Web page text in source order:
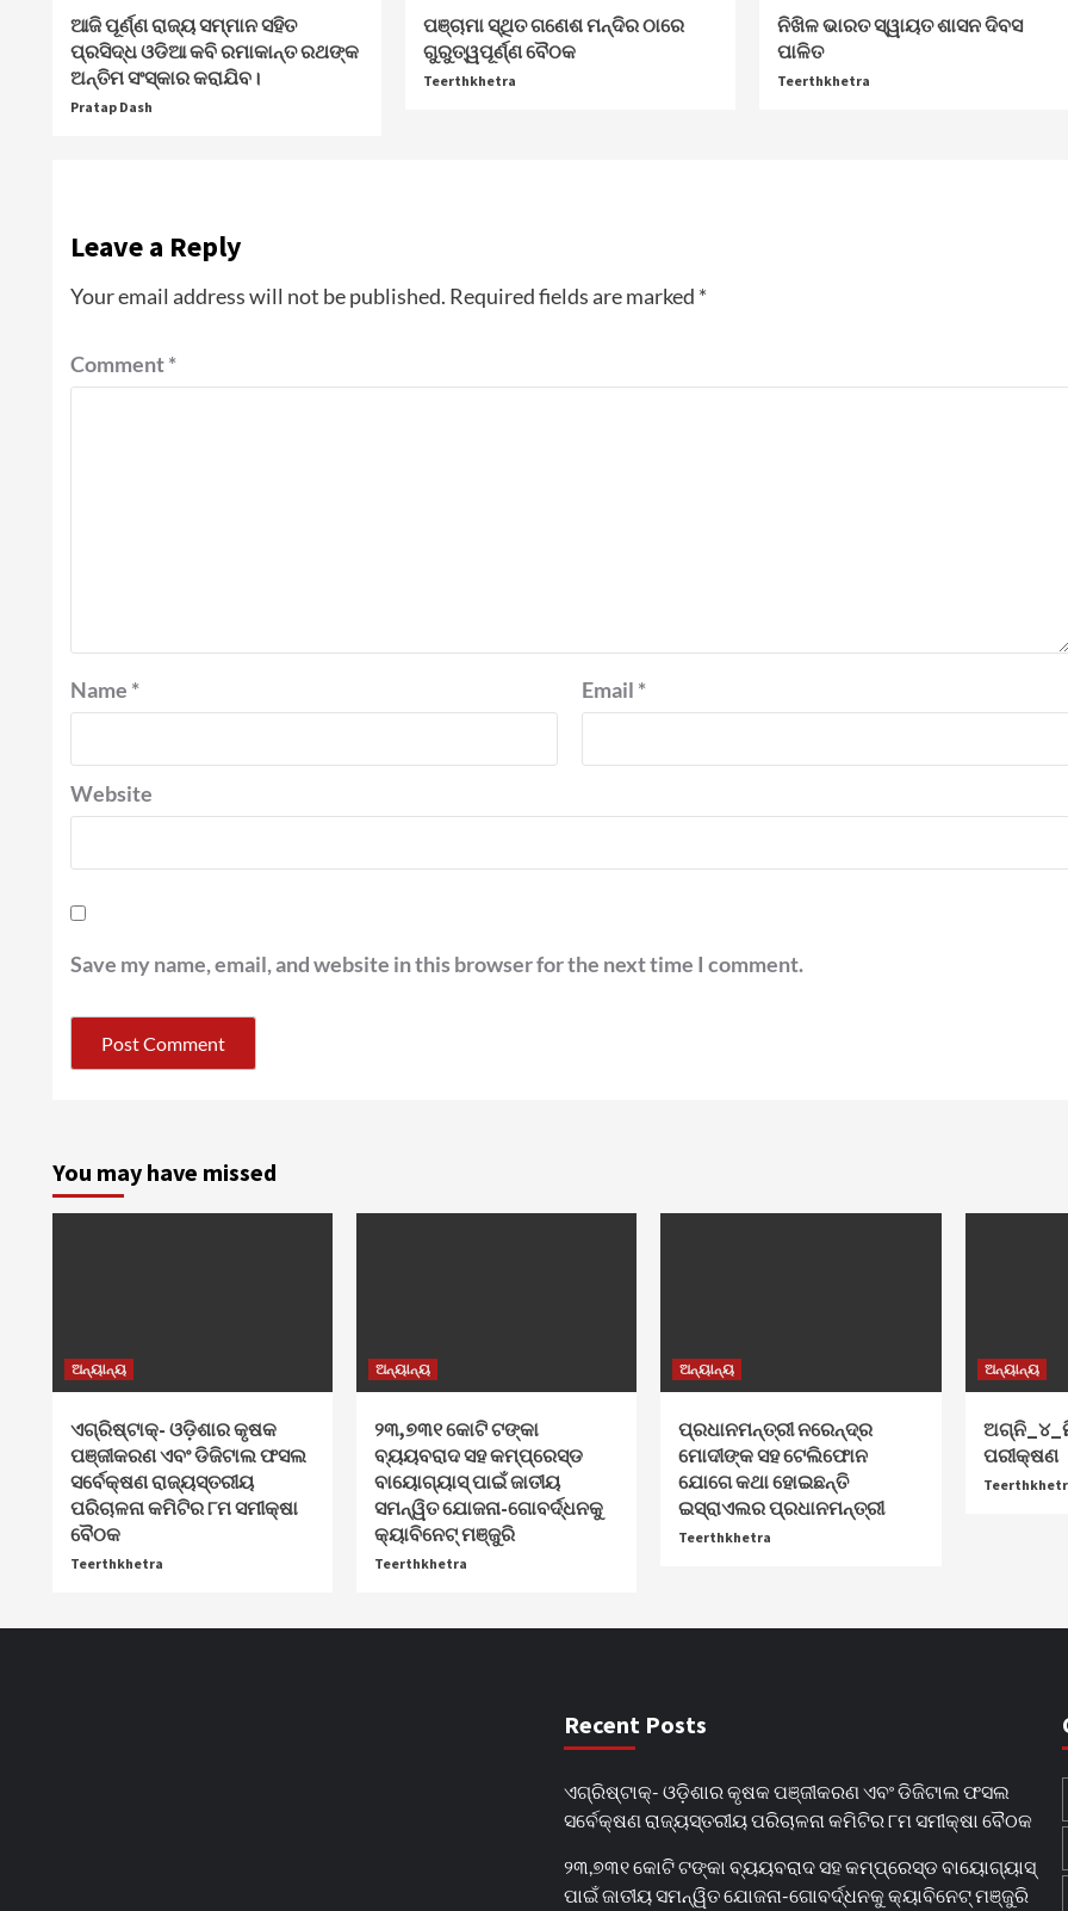
ଆଜି ପୂର୍ଣ୍ଣ ରାଜ୍ୟ ସମ୍ମାନ ସହିତ
ପ୍ରସିଦ୍ଧ ଓଡିଆ କବି ରମାକାନ୍ତ ରଥଙ୍କ
ଅନ୍ତିମ ସଂସ୍କାର କରାଯିବ।
Pratap Dash
ପଞ୍ଚାମା ସ୍ଥିତ ଗଣେଶ ମନ୍ଦିର ଠାରେ
ଗୁରୁତ୍ୱପୂର୍ଣ୍ଣ ବୈଠକ
Teerthkhetra
ନିଖିଳ ଭାରତ ସ୍ୱାୟତ ଶାସନ ଦିବସ
ପାଳିତ
Teerthkhetra
Leave a Reply
Your email address will not be published. Required fields are marked *
Comment*
Name * Email *
Website
Save my name, email, and website in this browser for the next time I comment.
You may have missed
ଅନ୍ୟାନ୍ୟ
ଏଗ୍ରିଷ୍ଟାକ୍‌- ଓଡ଼ିଶାର କୃଷକ
ପଞ୍ଜୀକରଣ ଏବଂ ଡିଜିଟାଲ ଫସଲ
ସର୍ବେକ୍ଷଣ ରାଜ୍ୟସ୍ତରୀୟ
ପରିଚାଳନା କମିଟିର ୮ମ ସମୀକ୍ଷା
ବୈଠକ
Teerthkhetra
ଅନ୍ୟାନ୍ୟ
୨୩,୭୩୧ କୋଟି ଟଙ୍କା
ବ୍ୟୟବରାଦ ସହ କମ୍ପ୍ରେସ୍ଡ
ବାୟୋଗ୍ୟାସ୍ ପାଇଁ ଜାତୀୟ
ସମନ୍ୱିତ ଯୋଜନା-ଗୋବର୍ଦ୍ଧନକୁ
କ୍ୟାବିନେଟ୍‌ ମଞ୍ଜୁରି
Teerthkhetra
ଅନ୍ୟାନ୍ୟ
ପ୍ରଧାନମନ୍ତ୍ରୀ ନରେନ୍ଦ୍ର
ମୋଦୀଙ୍କ ସହ ଟେଲିଫୋନ
ଯୋଗେ କଥା ହୋଇଛନ୍ତି
ଇସ୍ରାଏଲର ପ୍ରଧାନମନ୍ତ୍ରୀ
Teerthkhetra
ଅନ୍ୟାନ୍ୟ
ପରୀକ୍ଷଣ
Recent Posts
ଏଗ୍ରିଷ୍ଟାକ୍‌- ଓଡ଼ିଶାର କୃଷକ ପଞ୍ଜୀକରଣ ଏବଂ ଡିଜିଟାଲ ଫସଲ
ସର୍ବେକ୍ଷଣ ରାଜ୍ୟସ୍ତରୀୟ ପରିଚାଳନା କମିଟିର ୮ମ ସମୀକ୍ଷା ବୈଠକ
୨୩,୭୩୧ କୋଟି ଟଙ୍କା ବ୍ୟୟବରାଦ ସହ କମ୍ପ୍ରେସ୍ଡ ବାୟୋଗ୍ୟାସ୍
ପାଇଁ ଜାତୀୟ ସମନ୍ୱିତ ଯୋଜନା-ଗୋବର୍ଦ୍ଧନକୁ କ୍ୟାବିନେଟ୍‌ ମଞ୍ଜୁରି